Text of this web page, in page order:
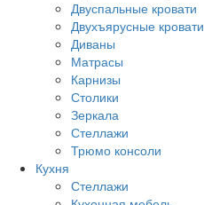
Двуспальные кровати
Двухъярусные кровати
Диваны
Матрасы
Карнизы
Столики
Зеркала
Стеллажи
Трюмо консоли
Кухня
Стеллажи